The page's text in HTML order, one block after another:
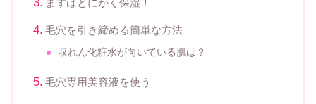
毛穴を引き締める簡単な方法
収れん化粧水が向いている肌は？
毛穴専用美容液を使う